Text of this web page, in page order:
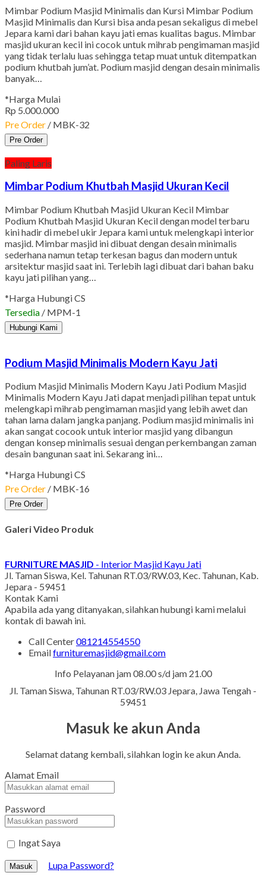
Mimbar Podium Masjid Minimalis dan Kursi Mimbar Podium
Masjid Minimalis dan Kursi bisa anda pesan sekaligus di mebel
Jepara kami dari bahan kayu jati emas kualitas bagus. Mimbar
masjid ukuran kecil ini cocok untuk mihrab pengimaman masjid
yang tidak terlalu luas sehingga tetap muat untuk ditempatkan
podium khutbah jum’at. Podium masjid dengan desain minimalis
banyak…
*Harga Mulai
Rp 5.000.000
Pre Order / MBK-32
Pre Order
Paling Laris
Mimbar Podium Khutbah Masjid Ukuran Kecil
Mimbar Podium Khutbah Masjid Ukuran Kecil Mimbar
Podium Khutbah Masjid Ukuran Kecil dengan model terbaru
kini hadir di mebel ukir Jepara kami untuk melengkapi interior
masjid. Mimbar masjid ini dibuat dengan desain minimalis
sederhana namun tetap terkesan bagus dan modern untuk
arsitektur masjid saat ini. Terlebih lagi dibuat dari bahan baku
kayu jati pilihan yang…
*Harga Hubungi CS
Tersedia / MPM-1
Hubungi Kami
Podium Masjid Minimalis Modern Kayu Jati
Podium Masjid Minimalis Modern Kayu Jati Podium Masjid
Minimalis Modern Kayu Jati dapat menjadi pilihan tepat untuk
melengkapi mihrab pengimaman masjid yang lebih awet dan
tahan lama dalam jangka panjang. Podium masjid minimalis ini
akan sangat cocook untuk interior masjid yang dibangun
dengan konsep minimalis sesuai dengan perkembangan zaman
desain bangunan saat ini. Sekarang ini…
*Harga Hubungi CS
Pre Order / MBK-16
Pre Order
Galeri Video Produk
FURNITURE MASJID - Interior Masjid Kayu Jati
Jl. Taman Siswa, Kel. Tahunan RT.03/RW.03, Kec. Tahunan, Kab.
Jepara - 59451
Kontak Kami
Apabila ada yang ditanyakan, silahkan hubungi kami melalui
kontak di bawah ini.
Call Center081214554550
Emailfurnituremasjid@gmail.com
Info Pelayanan jam 08.00 s/d jam 21.00
Jl. Taman Siswa, Tahunan RT.03/RW.03 Jepara, Jawa Tengah -
59451
Masuk ke akun Anda
Selamat datang kembali, silahkan login ke akun Anda.
Alamat Email
Password
Ingat Saya
Masuk Lupa Password?